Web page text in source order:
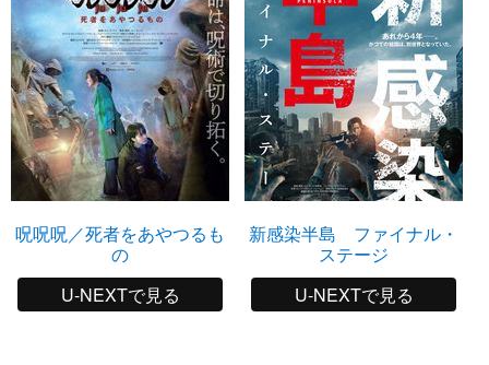
呪呪呪／死者をあやつるも
の
U-NEXTで見る
新感染半島 ファイナル・
ステージ
U-NEXTで見る